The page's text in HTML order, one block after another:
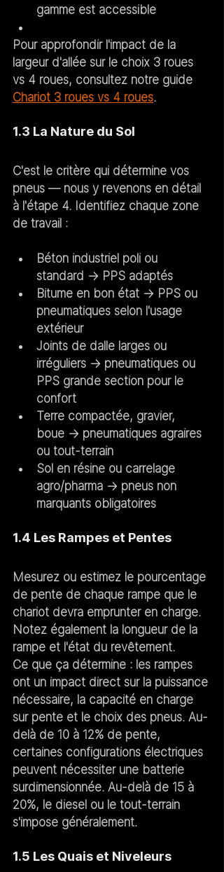
gamme est accessible
Pour approfondir l'impact de la
largeur d'allée sur le choix 3 roues
vs 4 roues, consultez notre guide
Chariot 3 roues vs 4 roues.
1.3 La Nature du Sol
C'est le critère qui détermine vos
pneus — nous y revenons en détail
à l'étape 4. Identifiez chaque zone
de travail :
Béton industriel poli ou
standard → PPS adaptés
Bitume en bon état → PPS ou
pneumatiques selon l'usage
extérieur
Joints de dalle larges ou
irréguliers → pneumatiques ou
PPS grande section pour le
confort
Terre compactée, gravier,
boue → pneumatiques agraires
ou tout-terrain
Sol en résine ou carrelage
agro/pharma → pneus non
marquants obligatoires
1.4 Les Rampes et Pentes
Mesurez ou estimez le pourcentage
de pente de chaque rampe que le
chariot devra emprunter en charge.
Notez également la longueur de la
rampe et l'état du revêtement.
Ce que ça détermine : les rampes
ont un impact direct sur la puissance
nécessaire, la capacité en charge
sur pente et le choix des pneus. Au-
delà de 10 à 12% de pente,
certaines configurations électriques
peuvent nécessiter une batterie
surdimensionnée. Au-delà de 15 à
20%, le diesel ou le tout-terrain
s'impose généralement.
1.5 Les Quais et Niveleurs